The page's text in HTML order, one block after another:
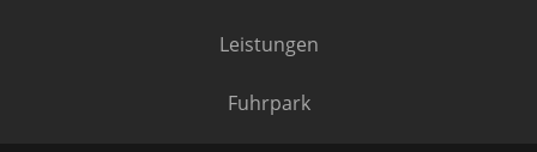
Leistungen
Fuhrpark